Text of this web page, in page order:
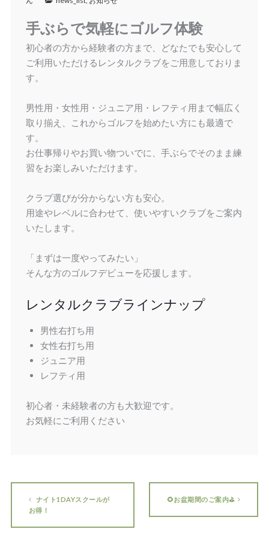
手ぶらで気軽にゴルフ体験
初心者の方から経験者の方まで、どなたでも安心して
ご利用いただけるレンタルクラブをご用意しておりま
す。
男性用・女性用・ジュニア用・レフティ用まで幅広く
取り揃え、これからゴルフを始めたい方にも最適で
す。
お仕事帰りやお買い物ついでに、手ぶらでそのまま練
習をお楽しみいただけます。
クラブ選びが分からない方も安心。
用途やレベルに合わせて、使いやすいクラブをご案内
いたします。
「まずは一度やってみたい」
そんな方のゴルフデビューを応援します。
レンタルクラブラインナップ
男性右打ち用
女性右打ち用
ジュニア用
レフティ用
初心者・未経験者の方も大歓迎です。
お気軽にご利用ください
ナイト1DAYスクールが
お得！
🌻お盆期間のご案内⛳